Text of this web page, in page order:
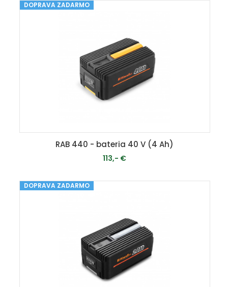
MOMENTÁLNE VYPREDANÉ
DOPRAVA ZADARMO
RAB 440 - bateria 40 V (4 Ah)
113,- €
MOMENTÁLNE VYPREDANÉ
DOPRAVA ZADARMO